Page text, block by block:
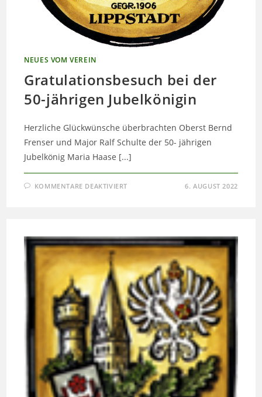
NEUES VOM VEREIN
Gratulationsbesuch bei der
50-jährigen Jubelkönigin
Herzliche Glückwünsche überbrachten Oberst Bernd
Frenser und Major Ralf Schulte der 50- jährigen
Jubelkönig Maria Haase [...]
KOMMENTARE DEAKTIVIERT 6. AUGUST 2022